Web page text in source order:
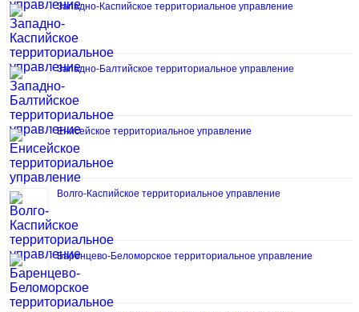
Западно-Каспийское территориальное управление
Западно-Балтийское территориальное управление
Енисейское территориальное управление
Волго-Каспийское территориальное управление
Баренцево-Беломорское территориальное управление